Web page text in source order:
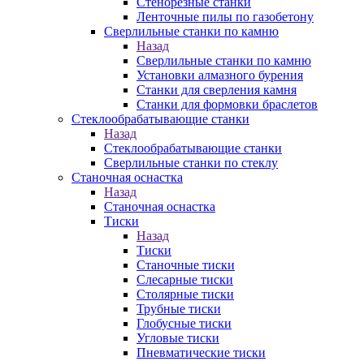
Ленточные пилы по газобетону
Сверлильные станки по камню
Назад
Сверлильные станки по камню
Установки алмазного бурения
Станки для сверления камня
Станки для формовки браслетов
Стеклообрабатывающие станки
Назад
Стеклообрабатывающие станки
Сверлильные станки по стеклу
Станочная оснастка
Назад
Станочная оснастка
Тиски
Назад
Тиски
Станочные тиски
Слесарные тиски
Столярные тиски
Трубные тиски
Глобусные тиски
Угловые тиски
Пневматические тиски